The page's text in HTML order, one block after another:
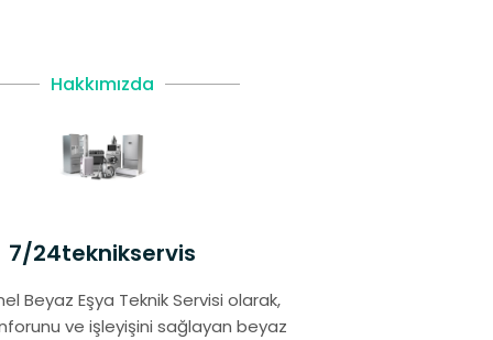
Hakkımızda
7/24teknikservis
Beyaz Eşya Teknik Servisi olarak,
ve işleyişini sağlayan beyaz